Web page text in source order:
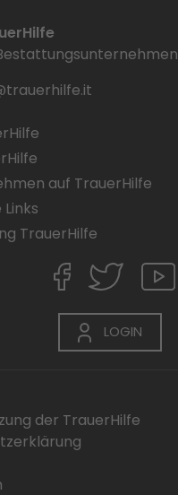
auf TrauerHilfe
TrauerHilfe
LOGIN
der TrauerHilfe